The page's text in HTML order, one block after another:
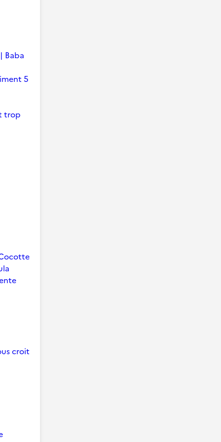
Baba
5
trop
croit